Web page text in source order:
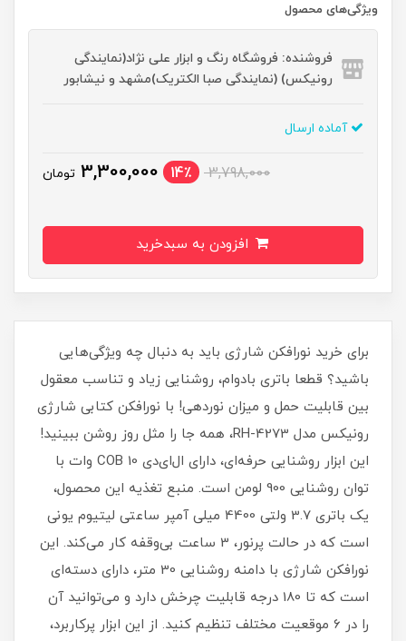
ویژگی‌های محصول
فروشنده: فروشگاه رنگ و ابزار علی نژاد(نمایندگی
رونیکس) (نمایندگی صبا الکتریک)مشهد و نیشابور
آماده ارسال
3,798,000 14٪ 3,300,000 تومان
برای خرید نورافکن شارژی باید به دنبال چه ویژگی‌هایی
باشید؟ قطعا باتری بادوام، روشنایی زیاد و تناسب معقول
بین قابلیت حمل و میزان نوردهی! با نورافکن کتابی شارژی
رونیکس مدل RH-4273، همه جا را مثل روز روشن ببینید!
این ابزار روشنایی حرفه‌ای، دارای ال‌ای‌دی COB 10 وات با
توان روشنایی 900 لومن است. منبع تغذیه‌ این محصول،
یک باتری 3.7 ولتی 4400 میلی آمپر ساعتی لیتیوم یونی
است که در حالت پرنور، 3 ساعت بی‌وقفه کار می‌کند. این
نورافکن شارژی با دامنه روشنایی 30 متر، دارای دسته‌ای
است که تا 180 درجه قابلیت چرخش دارد و می‌توانید آن
را در 6 موقعیت مختلف تنظیم کنید. از این ابزار پرکاربرد،